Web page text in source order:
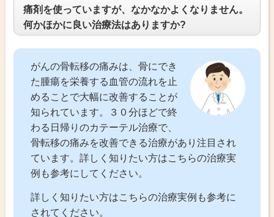
痛剤を使っていますが、なかなかよくなりません。
何かほかに良い治療法はありますか?
がんの骨転移の痛みは、骨にでき
た腫瘍を栄養する血管の流れを止
めることで大幅に改善することが
知られています。３０分ほどで終
わる日帰りのカテーテル治療で、
骨転移の痛みを改善できる治療があり注目され
ています。詳しく知りたい方はこちらの治療実
例も参考にしてください。
詳しく知りたい方はこちらの治療実例も参考に
されてください。